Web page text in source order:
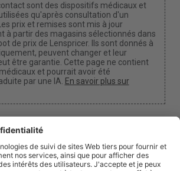
sont des dispositifs médicaux et
qu'après consultation d'un
prix et remises sont mis à jour
à partir des magasins sélectionnés dans
de prix de Lenspricer. Ils sont donnés à
peuvent changer et leur
être garantie. Cette page ne contient
et pourrait avoir été
par une IA. En savoir plus sur
Paramètres des cookies